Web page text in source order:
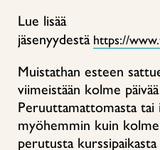
Lue lisää
jäsenyydestä https://
Muistathan esteen
viimeistään kolme
Peruuttamattomasta tai
myöhemmin kuin kolme
perutusta